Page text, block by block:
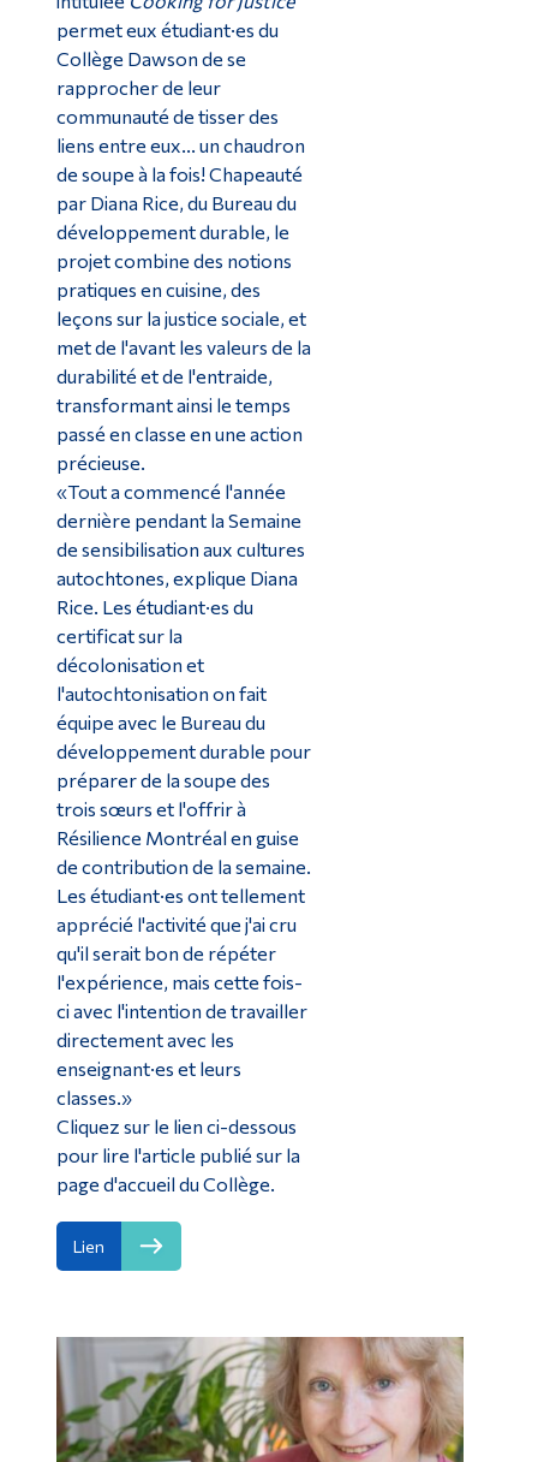
permet eux étudiant·es du
Collège Dawson de se
rapprocher de leur
communauté de tisser des
liens entre eux... un chaudron
de soupe à la fois! Chapeauté
par Diana Rice, du Bureau du
développement durable, le
projet combine des notions
pratiques en cuisine, des
leçons sur la justice sociale, et
met de l'avant les valeurs de la
durabilité et de l'entraide,
transformant ainsi le temps
passé en classe en une action
précieuse.
«Tout a commencé l'année
dernière pendant la Semaine
de sensibilisation aux cultures
autochtones, explique Diana
Rice. Les étudiant·es du
certificat sur la
décolonisation et
l'autochtonisation on fait
équipe avec le Bureau du
développement durable pour
préparer de la soupe des
trois sœurs et l'offrir à
Résilience Montréal en guise
de contribution de la semaine.
Les étudiant·es ont tellement
apprécié l'activité que j'ai cru
qu'il serait bon de répéter
l'expérience, mais cette fois-
ci avec l'intention de travailler
directement avec les
enseignant·es et leurs
classes.»
Cliquez sur le lien ci-dessous
pour lire l'article publié sur la
page d'accueil du Collège.
Lien